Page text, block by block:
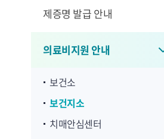
제증명 발급 안내
의료비지원 안내
보건소
보건지소
치매안심센터